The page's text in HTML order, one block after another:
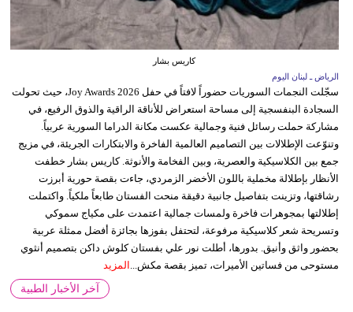
كاريس بشار
الرياض ـ لبنان اليوم
سجّلت النجمات السوريات حضوراً لافتاً في حفل Joy Awards 2026، حيث تحولت
السجادة البنفسجية إلى مساحة استعراض للأناقة الراقية والذوق الرفيع، في
مشاركة حملت رسائل فنية وجمالية عكست مكانة الدراما السورية عربياً.
وتنوّعت الإطلالات بين التصاميم العالمية الفاخرة والابتكارات الجريئة، في مزيج
جمع بين الكلاسيكية والعصرية، وبين الفخامة والأنوثة. كاريس بشار خطفت
الأنظار بإطلالة مخملية باللون الأخضر الزمردي، جاءت بقصة حورية أبرزت
رشاقتها، وتزينت بتفاصيل جانبية دقيقة منحت الفستان طابعاً ملكياً. واكتملت
إطلالتها بمجوهرات فاخرة ولمسات جمالية اعتمدت على مكياج سموكي
وتسريحة شعر كلاسيكية مرفوعة، لتحتفل بفوزها بجائزة أفضل ممثلة عربية
بحضور واثق وأنيق. بدورها، أطلت نور علي بفستان كلوش داكن بتصميم أنثوي
مستوحى من فساتين الأميرات، تميز بقصة مكش...
المزيد
آخر الأخبار الطبية